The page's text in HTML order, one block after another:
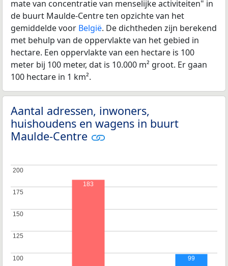
mate van concentratie van menselijke activiteiten" in
de buurt Maulde-Centre ten opzichte van het
gemiddelde voor België. De dichtheden zijn berekend
met behulp van de oppervlakte van het gebied in
hectare. Een oppervlakte van een hectare is 100
meter bij 100 meter, dat is 10.000 m² groot. Er gaan
100 hectare in 1 km².
Aantal adressen, inwoners,
huishoudens en wagens in buurt
Maulde-Centre
100
100
125
125
150
150
175
175
200
200
183
99